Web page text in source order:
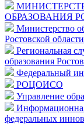
ОБРАЗОВАНИЯ
Министерство
Ростовской области
Региональная
образования
Федеральный
РОЦОИСО
Управление
федеральных